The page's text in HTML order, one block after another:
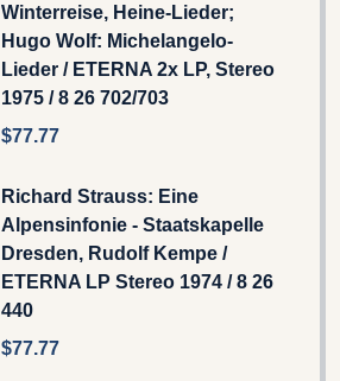
Winterreise, Heine-Lieder;
Hugo Wolf: Michelangelo-
Lieder / ETERNA 2x LP, Stereo
1975 / 8 26 702/703
$77.77
Richard Strauss: Eine
Alpensinfonie - Staatskapelle
Dresden, Rudolf Kempe /
ETERNA LP Stereo 1974 / 8 26
440
$77.77